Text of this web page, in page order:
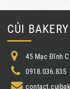
CỦI
45 Mạc Đĩnh
0918.036.835